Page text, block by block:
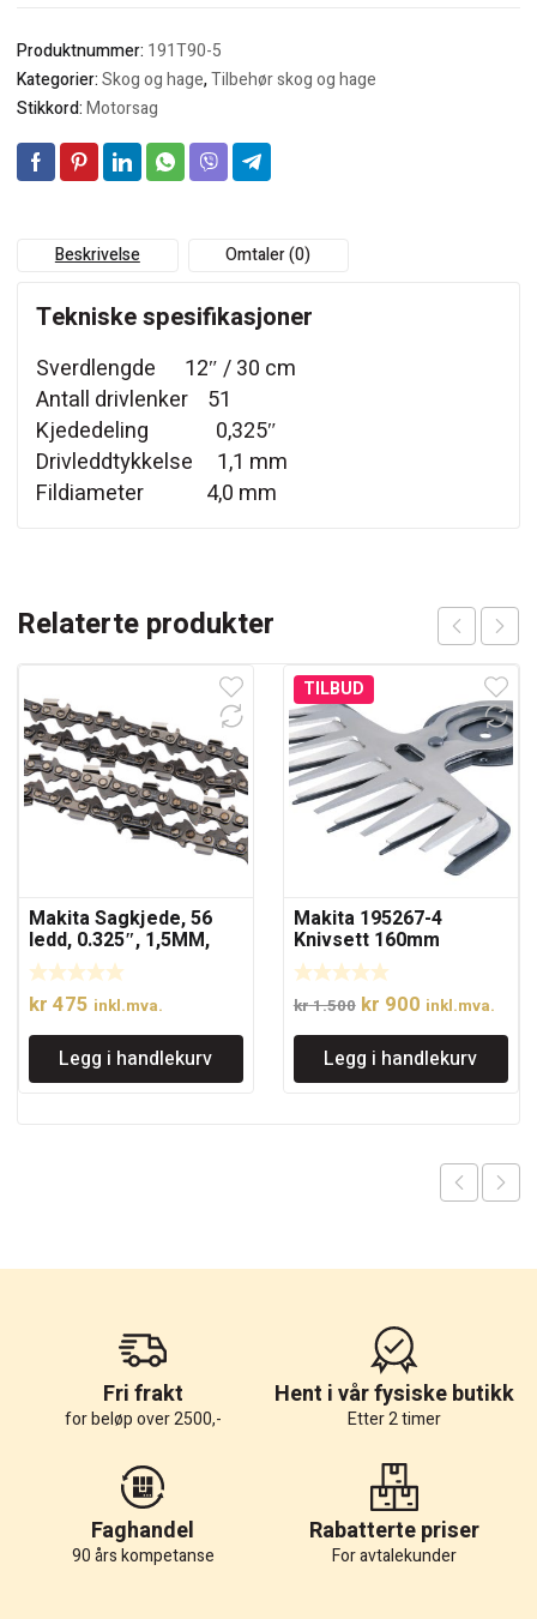
antall
Produktnummer: 191T90-5
Kategorier:Skog og hage,Tilbehør skog og hage
Stikkord:Motorsag
Beskrivelse Omtaler (0)
Tekniske spesifikasjoner
Sverdlengde 12″ / 30 cm
Antall drivlenker 51
Kjededeling 0,325″
Drivleddtykkelse 1,1 mm
Fildiameter 4,0 mm
Relaterte produkter
Makita Sagkjede, 56
ledd, 0.325″, 1,5MM,
13″
kr 475 inkl.mva.
Legg i handlekurv
TILBUD
Makita 195267-4
Knivsett 160mm
kr1.500 Opprinnelig
pris
var:
kr 1.500.
kr 900Nåværende
pris
er:
kr 900.
inkl.mva.
Legg i handlekurv
Fri frakt
for beløp over 2500,-
Hent i vår fysiske butikk
Etter 2 timer
Faghandel
90 års kompetanse
Rabatterte priser
For avtalekunder